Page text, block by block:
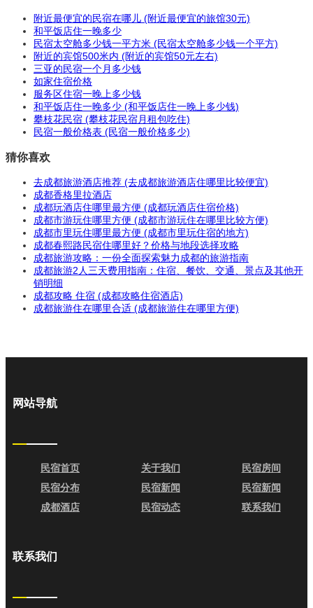
附近最便宜的民宿在哪儿 (附近最便宜的旅馆30元)
和平饭店住一晚多少
民宿太空舱多少钱一平方米 (民宿太空舱多少钱一个平方)
附近的宾馆500米内 (附近的宾馆50元左右)
三亚的民宿一个月多少钱
如家住宿价格
服务区住宿一晚上多少钱
和平饭店住一晚多少 (和平饭店住一晚上多少钱)
攀枝花民宿 (攀枝花民宿月租包吃住)
民宿一般价格表 (民宿一般价格多少)
猜你喜欢
去成都旅游酒店推荐 (去成都旅游酒店住哪里比较便宜)
成都香格里拉酒店
成都玩酒店住哪里最方便 (成都玩酒店住宿价格)
成都市游玩住哪里方便 (成都市游玩住在哪里比较方便)
成都市里玩住哪里最方便 (成都市里玩住宿的地方)
成都春熙路民宿住哪里好？价格与地段选择攻略
成都旅游攻略：一份全面探索魅力成都的旅游指南
成都旅游2人三天费用指南：住宿、餐饮、交通、景点及其他开
销明细
成都攻略 住宿 (成都攻略住宿酒店)
成都旅游住在哪里合适 (成都旅游住在哪里方便)
网站导航
民宿首页 关于我们
民宿房间
民宿分布
民宿新闻
民宿新闻
成都酒店
民宿动态 联系我们
联系我们